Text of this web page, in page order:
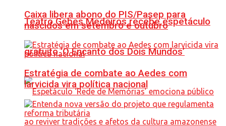
Teatro Gebes Medeiros recebe espetáculo
gratuito ‘O Encanto dos Dois Mundos’
Caixa libera abono do PIS/Pasep para
nascidos em setembro e outubro
Estratégia de combate ao Aedes com
larvicida vira política nacional